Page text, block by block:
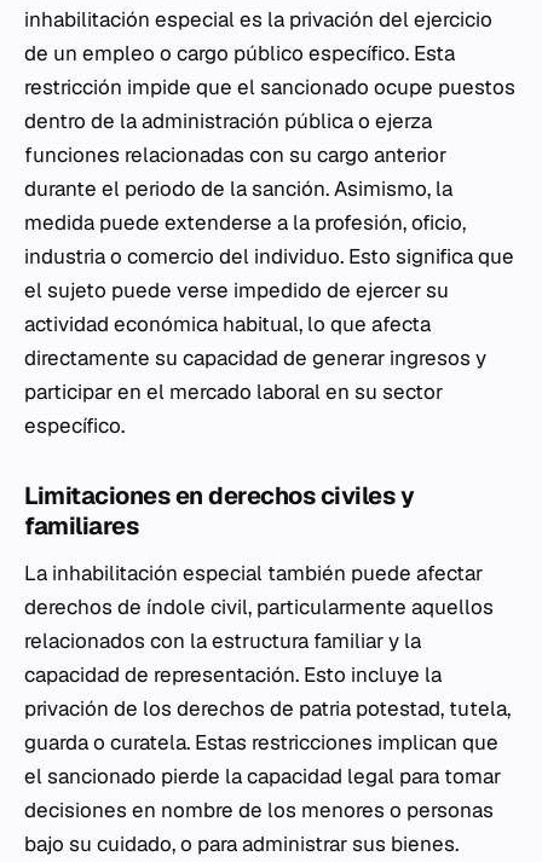
inhabilitación especial es la privación del ejercicio
de un empleo o cargo público específico. Esta
restricción impide que el sancionado ocupe puestos
dentro de la administración pública o ejerza
funciones relacionadas con su cargo anterior
durante el periodo de la sanción. Asimismo, la
medida puede extenderse a la profesión, oficio,
industria o comercio del individuo. Esto significa que
el sujeto puede verse impedido de ejercer su
actividad económica habitual, lo que afecta
directamente su capacidad de generar ingresos y
participar en el mercado laboral en su sector
específico.
Limitaciones en derechos civiles y
familiares
La inhabilitación especial también puede afectar
derechos de índole civil, particularmente aquellos
relacionados con la estructura familiar y la
capacidad de representación. Esto incluye la
privación de los derechos de patria potestad, tutela,
guarda o curatela. Estas restricciones implican que
el sancionado pierde la capacidad legal para tomar
decisiones en nombre de los menores o personas
bajo su cuidado, o para administrar sus bienes.